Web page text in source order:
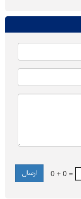
0 + 0 =